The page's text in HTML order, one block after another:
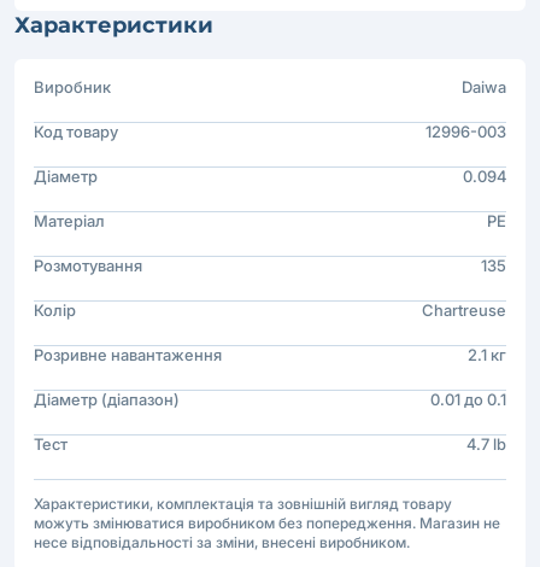
Характеристики
Виробник Daiwa
Код товару 12996-003
Діаметр 0.094
Матеріал PE
Розмотування 135
Колір Chartreuse
Розривне навантаження 2.1 кг
Діаметр (діапазон) 0.01 до 0.1
Тест 4.7 lb
Характеристики, комплектація та зовнішній вигляд товару
можуть змінюватися виробником без попередження. Магазин не
несе відповідальності за зміни, внесені виробником.